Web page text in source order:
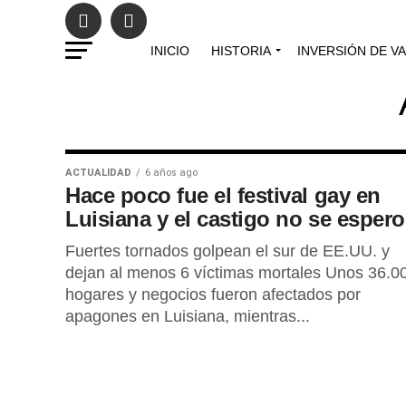
INICIO HISTORIA INVERSIÓN DE
ACTUALIDAD 6 años ago
Hace poco fue el festival gay en
Luisiana y el castigo no se espero
Fuertes tornados golpean el sur de EE.UU. y
dejan al menos 6 víctimas mortales Unos
hogares y negocios fueron afectados por
apagones en Luisiana, mientras...